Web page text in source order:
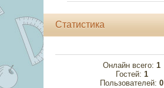
Статистика
Онлайн всего: 1
Гостей: 1
Пользователей: 0